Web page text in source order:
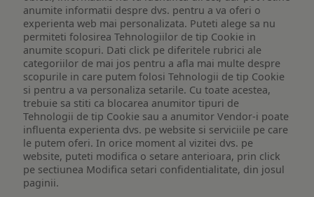
anumite informatii despre dvs. pentru a va oferi o
experienta web mai personalizata. Puteti alege sa nu
permiteti folosirea Tehnologiilor de tip Cookie in
anumite scopuri. Dati click pe diferitele rubrici ale
categoriilor de mai jos pentru a afla mai multe despre
scopurile in care putem folosi Tehnologii de tip Cookie
si pentru a va personaliza setarile. Cu toate acestea,
trebuie sa stiti ca blocarea anumitor tipuri de
Tehnologii de tip Cookie sau a anumitor Vendor-i poate
influenta experienta dvs. pe website si serviciile pe care
le putem oferi. In orice moment al vizitei dvs. pe
website, puteti modifica o setare anterioara, prin click
pe sectiunea Modifica setari confidentialitate, din josul
paginii.